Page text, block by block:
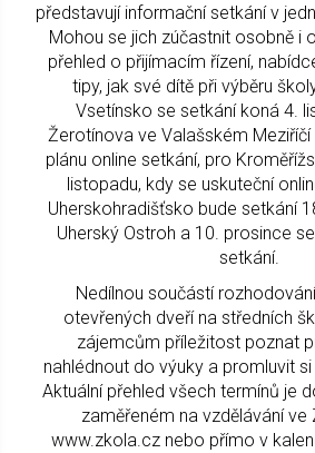
představují informační setkání v
Mohou se jich zúčastnit osobně i
přehled o přijímacím řízení,
tipy, jak své dítě při výběru
Vsetínsko se setkání koná 4.
Žerotínova ve Valašském
plánu online setkání, pro
listopadu, kdy se uskuteční
Uherskohradišťsko bude setkání
Uherský Ostroh a 10. prosince
setkání.
Nedílnou součástí
otevřených dveří na středních
zájemcům příležitost poznat
nahlédnout do výuky a promluvit si
Aktuální přehled všech termínů je
zaměřeném na vzdělávání ve
www.zkola.cz nebo přímo v